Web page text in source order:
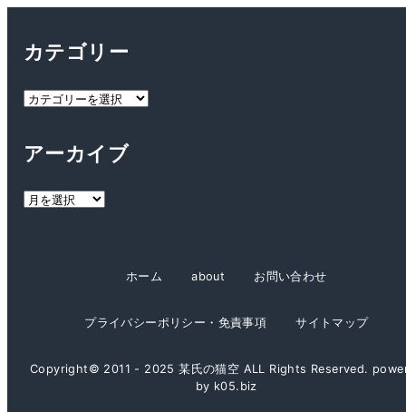
カテゴリー
カ
リ
アーカイブ
ア
ホーム about お問い合わせ
プライバシーポリシー・免責事項 サイトマップ
Copyright© 2011 - 2025 某氏の猫空 ALL Rights Reserved.
by k05.biz